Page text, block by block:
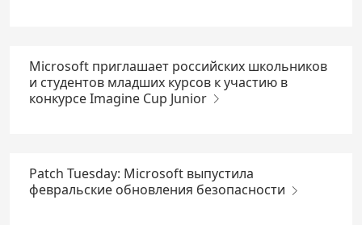
Microsoft приглашает российских школьников
и студентов младших курсов к участию в
конкурсе Imagine Cup Junior
Patch Tuesday: Microsoft выпустила
февральские обновления безопасности